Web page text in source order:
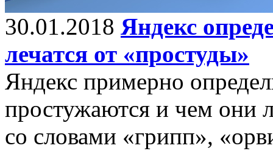
30.01.2018 Яндекс
лечатся от «простуды»
Яндекс примерно
простужаются и чем они
со словами «грипп»,